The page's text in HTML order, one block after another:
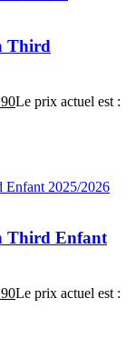
Third
Le prix actuel est :
Third Enfant
Le prix actuel est :